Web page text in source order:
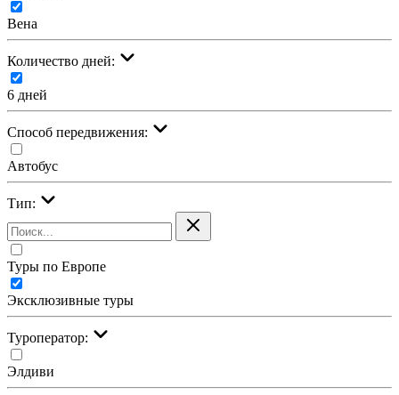
Вена
Количество дней:
6 дней
Cпособ передвижения:
Автобус
Тип:
Туры по Европе
Эксклюзивные туры
Туроператор:
Элдиви